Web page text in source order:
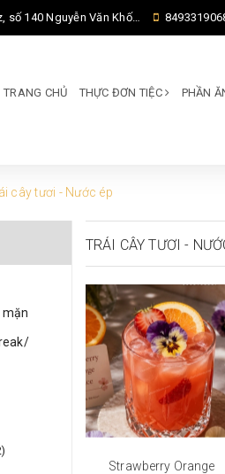
Phường Thông Tây Hội, Thành phố Hồ Chí Minh, TP Hồ Chí Minh,
TRANG CHỦ THỰC ĐƠN TIỆC PHẦN
cây tươi - Nước ép
TRÁI CÂY TƯƠI -
Strawberry Orange